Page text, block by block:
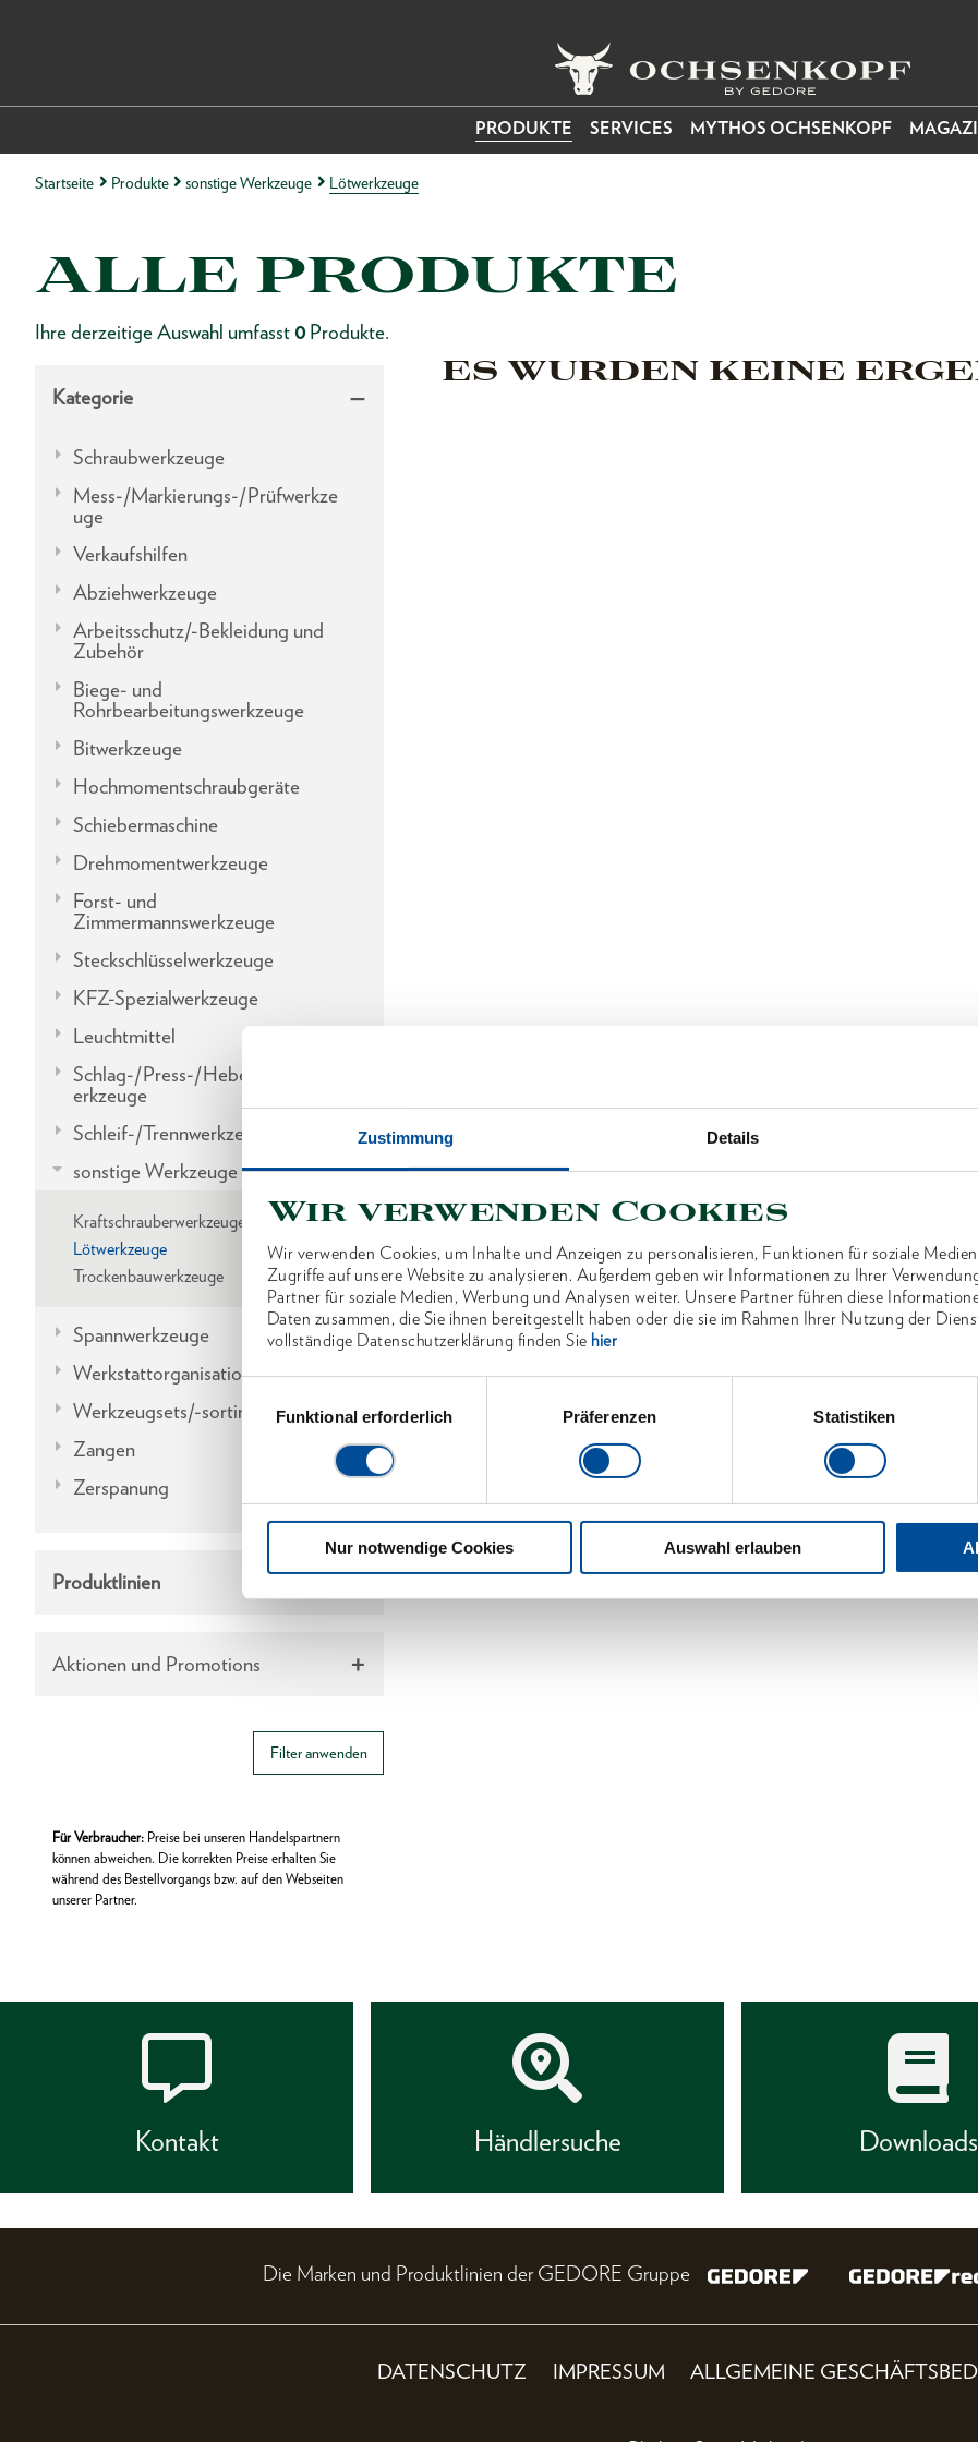
Zustimmung Details
Wir verwenden Cookies
Wir verwenden Cookies, um Inhalte und Anzeigen zu personalisieren, Funktionen für soziale
Zugriffe auf unsere Website zu analysieren. Außerdem geben wir Informationen zu Ihrer
Partner für soziale Medien, Werbung und Analysen weiter. Unsere Partner führen diese
Daten zusammen, die Sie ihnen bereitgestellt haben oder die sie im Rahmen Ihrer Nutzung der
vollständige Datenschutzerklärung finden Sie hier
Funktional erforderlich
Präferenzen Statistiken
Nur notwendige Cookies Auswahl erlauben
PRODUKTE SERVICES MYTHOS OCHSENKOPF
Startseite Produkte sonstige Werkzeuge Lötwerkzeuge
ALLE PRODUKTE
Ihre derzeitige Auswahl umfasst 0 Produkte.
Kategorie
Schraubwerkzeuge
Mess-/Markierungs-/Prüfwerkze
uge
Verkaufshilfen
Abziehwerkzeuge
Arbeitsschutz/-Bekleidung und
Zubehör
Biege- und
Rohrbearbeitungswerkzeuge
Bitwerkzeuge
Hochmomentschraubgeräte
Schiebermaschine
Drehmomentwerkzeuge
Forst- und
Zimmermannswerkzeuge
Steckschlüsselwerkzeuge
KFZ-Spezialwerkzeuge
Leuchtmittel
Schlag-/Press-/Hebel-/Einbauw
erkzeuge
Schleif-/Trennwerkzeuge
sonstige Werkzeuge
Kraftschrauberwerkzeuge
Lötwerkzeuge
Trockenbauwerkzeuge
Spannwerkzeuge
Werkstattorganisation
Werkzeugsets/-sortimente
Zangen
Zerspanung
Produktlinien
Aktionen und Promotions
Filter anwenden
Für Verbraucher: Preise bei unseren Handelspartnern
können abweichen. Die korrekten Preise erhalten Sie
während des Bestellvorgangs bzw. auf den Webseiten
unserer Partner.
ES WURDEN KEINE
Kontakt Händlersuche Downloads
Die Marken und Produktlinien der GEDORE Gruppe
DATENSCHUTZ IMPRESSUM ALLGEMEINE